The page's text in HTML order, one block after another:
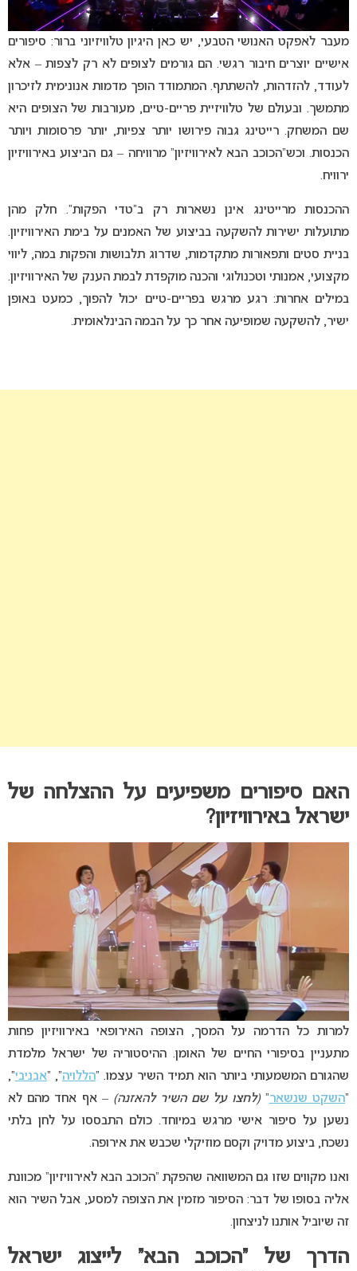
מעבר לאפקט האנושי הטבעי, יש כאן היגיון טלוויזיוני ברור: סיפורים
אישיים יוצרים חיבור רגשי. הם גורמים לצופים לא רק לצפות – אלא
לעודד, להזדהות, להשתתף. המתמודד הופך מדמות אנונימית לזיכרון
מתמשך. ובעולם של טלוויזיית פריים-טיים, מעורבות של הצופים היא
שם המשחק. רייטינג גבוה פירושו יותר צפיות, יותר פרסומות ויותר
הכנסות. וכש”הכוכב הבא לאירוויזיון” מרוויחה – גם הביצוע באירוויזיון
ירוויח.
ההכנסות מרייטינג אינן נשארות רק ב”טדי הפקות”. חלק מהן
מתועלות ישירות להשקעה בביצוע של האמנים על בימת האירוויזיון.
בניית סטים ותפאורות מתקדמות, שדרוג תלבושות והפקות במה, ליווי
מקצועי, אמנותי וטכנולוגי והכנה מוקפדת לבמת הענק של האירוויזיון.
במילים אחרות: רגע מרגש בפריים-טיים יכול להפוך, כמעט באופן
ישיר, להשקעה שמופיעה אחר כך על הבמה הבינלאומית.
האם סיפורים משפיעים על ההצלחה של
ישראל באירוויזיון?
למרות כל הדרמה על המסך, הצופה האירופאי באירוויזיון פחות
מתעניין בסיפורי החיים של האומן. ההיסטוריה של ישראל מלמדת
שהגורם המשמעותי ביותר הוא תמיד השיר עצמו. “הללויה”, “אבניבי”,
“השקט שנשאר”(לחצו על שם השיר להאזנה) – אף אחד מהם לא
נשען על סיפור אישי מרגש במיוחד. כולם התבססו על לחן בלתי
נשכח, ביצוע מדויק וקסם מוזיקלי שכבש את אירופה.
ואנו מקווים שזו גם המשוואה שהפקת “הכוכב הבא לאירוויזיון” מכוונת
אליה בסופו של דבר: הסיפור מזמין את הצופה למסע, אבל השיר הוא
זה שיוביל אותנו לניצחון.
הדרך של “הכוכב הבא” לייצוג ישראל